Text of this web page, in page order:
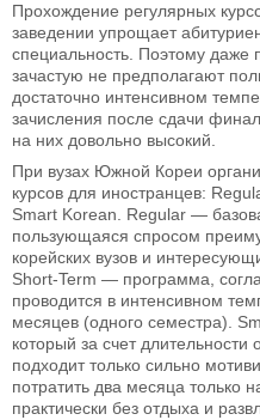
Прохождение регулярных
заведении упрощает
специальность. Поэтому даже
зачастую не предполагают
достаточно интенсивном
зачисления после сдачи
на них довольно высокий.
При вузах Южной Кореи
курсов для иностранцев:
Smart Korean. Regular —
пользующаяся спросом
корейских вузов и
Short-Term — программа,
проводится в интенсивном
месяцев (одного семестра).
который за счет
подходит только сильно
потратить два месяца только
практически без отдыха и